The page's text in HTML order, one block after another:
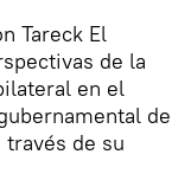
Tareck El
de la
en el
de
de su